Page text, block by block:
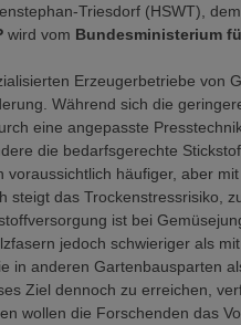
Triesdorf (HSWT),
wird vom Bundesministerium
Erzeugerbetriebe von
Während sich die
eine angepasste
die bedarfsgerechte
voraussichtlich häufiger, aber
steigt das Trockenstressrisiko,
ist bei
jedoch schwieriger als
in anderen Gartenbausparten
Ziel dennoch zu erreichen,
wollen die Forschenden das